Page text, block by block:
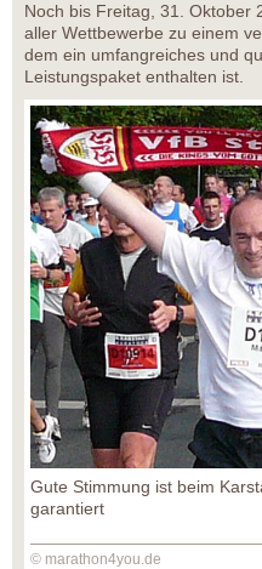
Noch bis Freitag, 31. Oktober
aller Wettbewerbe zu einem
dem ein umfangreiches und
Leistungspaket enthalten ist.
Gute Stimmung ist beim
garantiert
© marathon4you.de